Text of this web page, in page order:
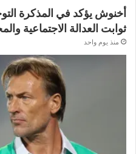
ثوابت العدالة الاجتماعية
منذ يوم واحد